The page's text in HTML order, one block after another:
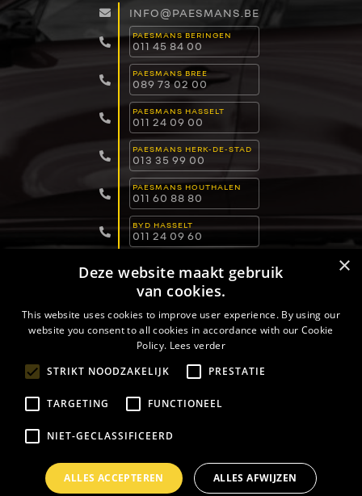
INFO@PAESMANS.BE
PAESMANS BERINGEN
011 45 84 00
PAESMANS BREE
089 73 02 00
PAESMANS HASSELT
011 24 09 00
PAESMANS HERK-DE-STAD
013 35 99 00
PAESMANS HOUTHALEN
011 60 88 80
BYD HASSELT
011 24 09 60
011 15 04 00
089 82 30 30
PRIVACYBELEID VERKOOPSVOORWAARDEN
×
Deze website maakt gebruik
van cookies.
This website uses cookies to improve user experience. By using our
website you consent to all cookies in accordance with our Cookie
Policy. Lees verder
STRIKT NOODZAKELIJK
PRESTATIE
TARGETING FUNCTIONEEL
NIET-GECLASSIFICEERD
ALLES ACCEPTEREN ALLES AFWIJZEN